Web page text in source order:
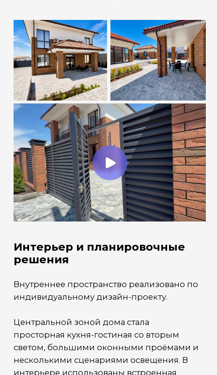
или гостевая комната. Санузлы полностью
укомплектованы, а отдельная постирочная
зона позволяет разграничить бытовые
процессы и жилое пространство.
Дом оснащён современными
инженерными системами, рассчитанными
на круглогодичное проживание.
◾ Водяной тёплый пол по всей площади
дома.
◾ Приточно-вытяжная система вентиляции.
◾ Газовый котёл.
◾ Система фильтрации и умягчения воды.
◾ Автоматическая система защиты
от протечек.
◾ Резервный газгольдер.
Инженерные решения интегрированы
в проект ещё на этапе строительства
и позволяют обеспечить высокий уровень
Инженерные решения
◾ Формат объекта: готовый дом «под ключ».
◾ Площадь участка: 6 соток.
◾ На территории: дом, банный комплекс,
◾ Стоимость: 82 млн ₽.
Объект полностью готов к просмотру и
представляет собой завершённое
решение для загородной жизни, где уже
реализованы архитектура, инженерия и
Ключевые параметры